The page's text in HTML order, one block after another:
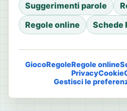
Suggerimenti parole
Regole online
Schede
GiocoRegoleRegole online
PrivacyCookie
Gestisci le